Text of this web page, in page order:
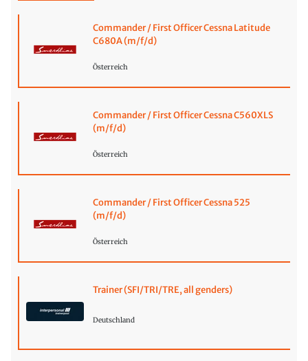
Commander / First Officer Cessna Latitude
C680A (m/f/d)
Österreich
Commander / First Officer Cessna C560XLS
(m/f/d)
Österreich
Commander / First Officer Cessna 525
(m/f/d)
Österreich
Trainer (SFI/TRI/TRE, all genders)
Deutschland